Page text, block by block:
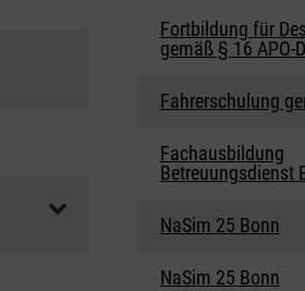
Fortbildung für
gemäß § 16 APO-
Fahrerschulung
Fachausbildung
Betreuungsdienst
NaSim 25 Bonn
NaSim 25 Bonn